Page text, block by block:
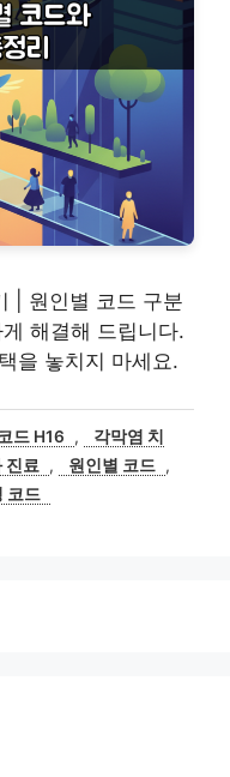
| 원인별 코드 구분
해결해 드립니다.
을 놓치지 마세요.
드 H16 ,
각막염 치
진료 , 원인별 코드 ,
코드